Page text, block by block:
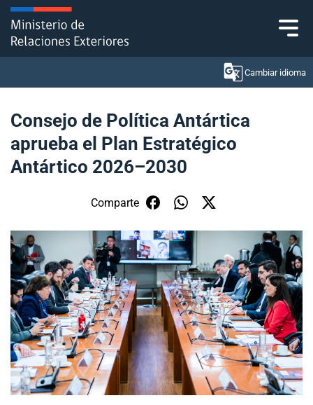
Click acá para ir directamente al contenido
Cambiar idioma
Ministerio
Política Exterior
Embajadas y consulados
Servicios ciudadanos
Subsecretaría de Relaciones Económicas
Internacionales
Sala de prensa
modo claro
Consejo de Política Antártica
aprueba el Plan Estratégico
Antártico 2026–2030
Comparte